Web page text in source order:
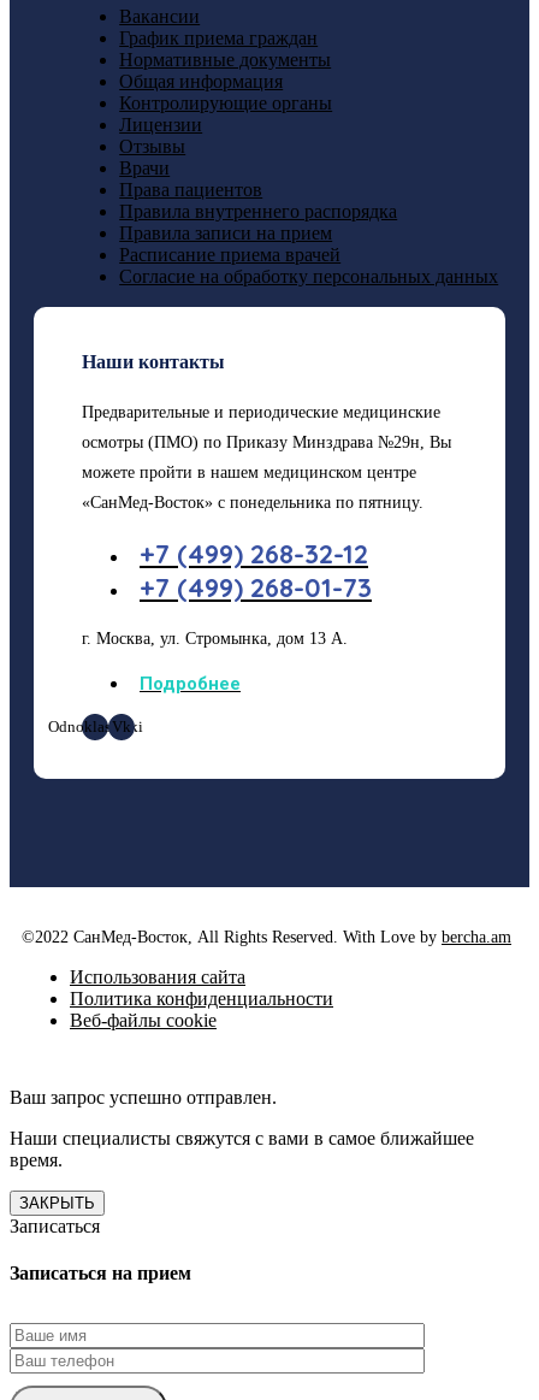
Вакансии
График приема граждан
Нормативные документы
Общая информация
Контролирующие органы
Лицензии
Отзывы
Врачи
Права пациентов
Правила внутреннего распорядка
Правила записи на прием
Расписание приема врачей
Согласие на обработку персональных данных
Наши контакты
Предварительные и периодические медицинские
осмотры (ПМО) по Приказу Минздрава №29н, Вы
можете пройти в нашем медицинском центре
«СанМед-Восток» с понедельника по пятницу.
+7 (499) 268-32-12
+7 (499) 268-01-73
г. Москва, ул. Стромынка, дом 13 А.
Подробнее
Odnoklassniki
Vk
©2022 СанМед-Восток, All Rights Reserved. With Love by bercha.am
Использования сайта
Политика конфиденциальности
Веб-файлы cookie
Ваш запрос успешно отправлен.
Наши специалисты свяжутся с вами в самое ближайшее
время.
ЗАКРЫТЬ
Записаться
Записаться на прием